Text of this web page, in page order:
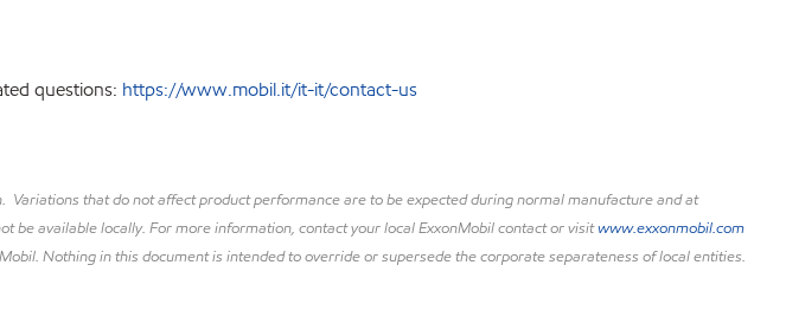
questions: https://www.mobil.it/it-it/contact-us
that do not affect product performance are to be expected during normal manufacture and at
available locally. For more information, contact your local ExxonMobil contact or visitwww.exxonmobil.com
Nothing in this document is intended to override or supersede the corporate separateness of local entities.